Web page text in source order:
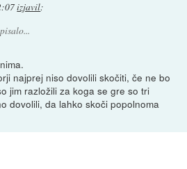
izjavil:
najprej niso dovolili skočiti, če ne bo
jim razložili za koga se gre so tri
dovolili, da lahko skoči popolnoma